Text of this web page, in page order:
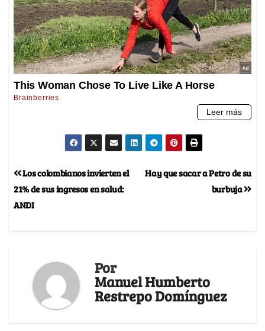
Hay que sacar a Petro de su
burbuja
Los colombianos invierten el
21% de sus ingresos en salud:
ANDI
Por
Manuel Humberto
Restrepo Domínguez